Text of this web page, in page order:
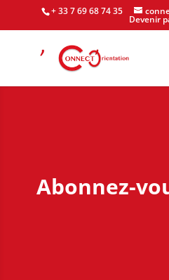
+ 33 7 69 68 74 35
Devenir
Abonnez-